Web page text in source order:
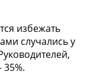
избежать
случались у